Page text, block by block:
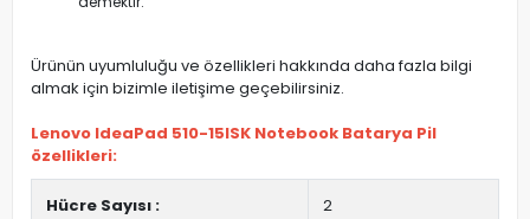
Ürünün uyumluluğu ve özellikleri hakkında daha fazla bilgi
almak için bizimle iletişime geçebilirsiniz.
Lenovo IdeaPad 510-15ISK Notebook Batarya Pil
özellikleri:
Hücre Sayısı : 2